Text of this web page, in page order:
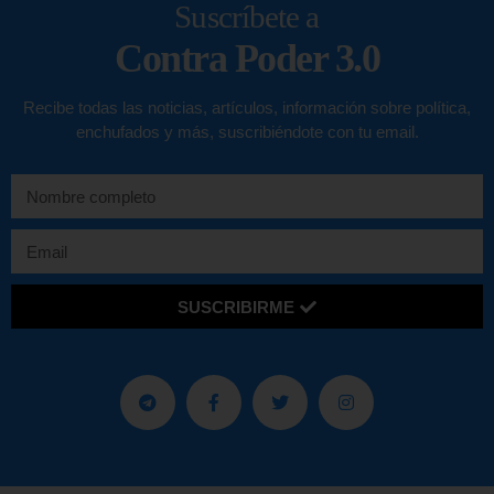
Suscríbete a
Contra Poder 3.0
Recibe todas las noticias, artículos, información sobre política,
enchufados y más, suscribiéndote con tu email.
SUSCRIBIRME